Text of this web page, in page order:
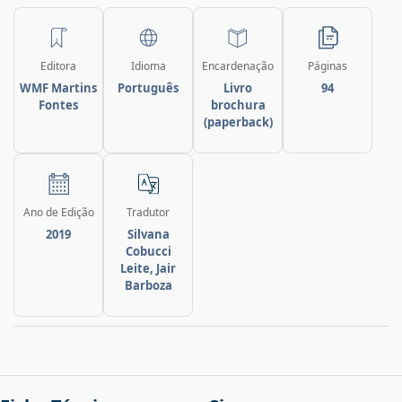
Editora
WMF Martins
Fontes
Idioma
Português
Encardenação
Livro
brochura
(paperback)
Páginas
94
Ano de Edição
2019
Tradutor
Silvana
Cobucci
Leite, Jair
Barboza